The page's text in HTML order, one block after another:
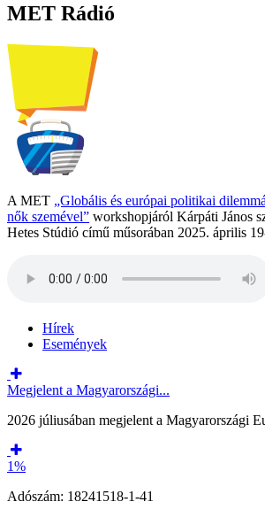
MET Rádió
A MET „Globális és európai politikai
nők szemével” workshopjáról Kárpáti János
Hetes Stúdió című műsorában 2025. április
Hírek
Események
Megjelent a Magyarországi...
2026 júliusában megjelent a Magyarországi
1%
Adószám: 18241518-1-41